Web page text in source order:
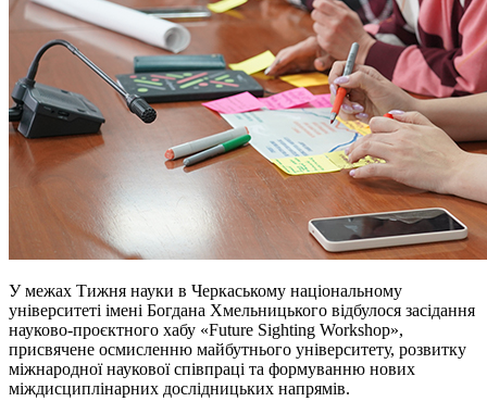
У межах Тижня науки в Черкаському національному
університеті імені Богдана Хмельницького відбулося засідання
науково-проєктного хабу «Future Sighting Workshop»,
присвячене осмисленню майбутнього університету, розвитку
міжнародної наукової співпраці та формуванню нових
міждисциплінарних дослідницьких напрямів.